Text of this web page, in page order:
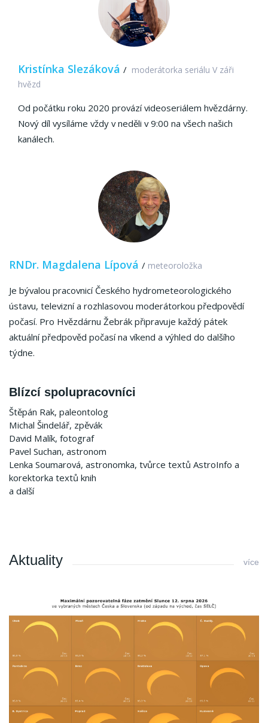
Kristínka Slezáková / moderátorka seriálu V záři
hvězd
Od počátku roku 2020 provází videoseriálem hvězdárny.
Nový díl vysíláme vždy v neděli v 9:00 na všech našich
kanálech.
RNDr. Magdalena Lípová / meteoroložka
Je bývalou pracovnicí Českého hydrometeorologického
ústavu, televizní a rozhlasovou moderátorkou předpovědí
počasí. Pro Hvězdárnu Žebrák připravuje každý pátek
aktuální předpověd počasí na víkend a výhled do dalšího
týdne.
Blízcí spolupracovníci
Štěpán Rak, paleontolog
Michal Šindelář, zpěvák
David Malík, fotograf
Pavel Suchan, astronom
Lenka Soumarová, astronomka, tvůrce textů AstroInfo a
korektorka textů knih
a další
Aktuality více